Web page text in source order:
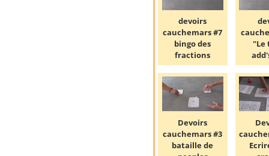
devoirs
cauchemars #7
bingo des
fractions
"Le
Devoirs
cauchemars #3
bataille de